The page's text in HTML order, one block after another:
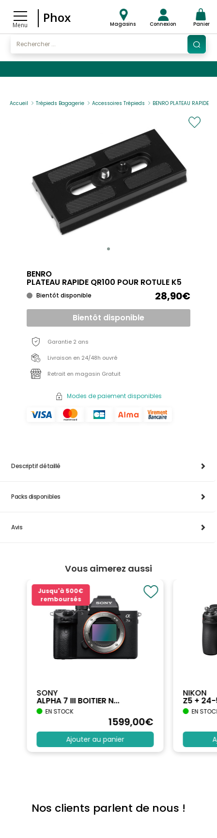
Menu
Phox Magasins Connexion Panier
Accueil Trépieds Bagagerie Accessoires Trépieds BENRO PLATEAU RAPIDE
BENRO
PLATEAU RAPIDE QR100 POUR ROTULE K5
Bientôt disponible 28,90€
Bientôt disponible
Garantie 2 ans
Livraison en 24/48h ouvré
Retrait en magasin Gratuit
Modes de paiement disponibles
Descriptif détaillé
Packs disponibles
Avis
Vous aimerez aussi
Jusqu'à 500€
remboursés
SONY
ALPHA 7 III BOITIER N...
EN STOCK
1599,00€
Ajouter au panier
NIKON
Z5 +
EN
Nos clients parlent de nous !